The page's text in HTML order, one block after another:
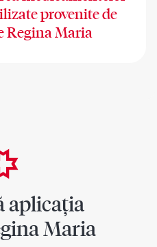
provenite de
Regina Maria
aplicația
Maria